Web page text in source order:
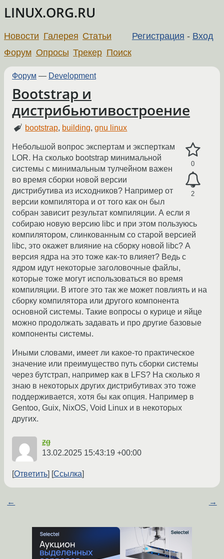
LINUX.ORG.RU
Регистрация - Вход
Новости Галерея Статьи
Форум Опросы Трекер Поиск
Форум — Development
Bootstrap и
дистрибьютивостроение
bootstrap, building,gnu linux
0
2
Небольшой вопрос экспертам и эксперткам
LOR. На сколько bootstrap минимальной
системы с минимальным тулчейном важен
во время сборки новой версии
дистрибутива из исходников? Например от
версии компилятора и от того как он был
собран зависит результат компиляции. А если я
собираю новую версию libc и при этом пользуюсь
компилятором, слинкованным со старой версией
libc, это окажет влияние на сборку новой libc? А
версия ядра на это тоже как-то влияет? Ведь с
ядром идут некоторые заголовочные файлы,
которые тоже могут использоваться во время
компиляции. В итоге это так же может повлиять и на
сборку компилятора или другого компонента
основной системы. Такие вопросы о курице и яйце
можно продолжать задавать и про другие базовые
компоненты системы.
Иными словами, имеет ли какое-то практическое
значение или преимущество путь сборки системы
через бутстрап, например как в LFS? На сколько я
знаю в некоторых других дистрибутивах это тоже
поддерживается, хотя бы как опция. Например в
Gentoo, Guix, NixOS, Void Linux и в некоторых
других.
zg
13.02.2025 15:43:19 +00:00
Ответить Ссылка
← →